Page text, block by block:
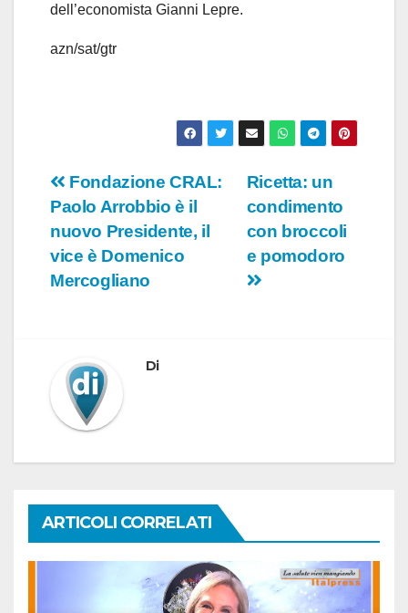
i
o
dell’economista Gianni Lepre.
azn/sat/gtr
Navigazione
articoli
Ricetta: un
condimento
con broccoli
e pomodoro
Fondazione CRAL:
Paolo Arrobbio è il
nuovo Presidente, il
vice è Domenico
Mercogliano
Di
ARTICOLI CORRELATI